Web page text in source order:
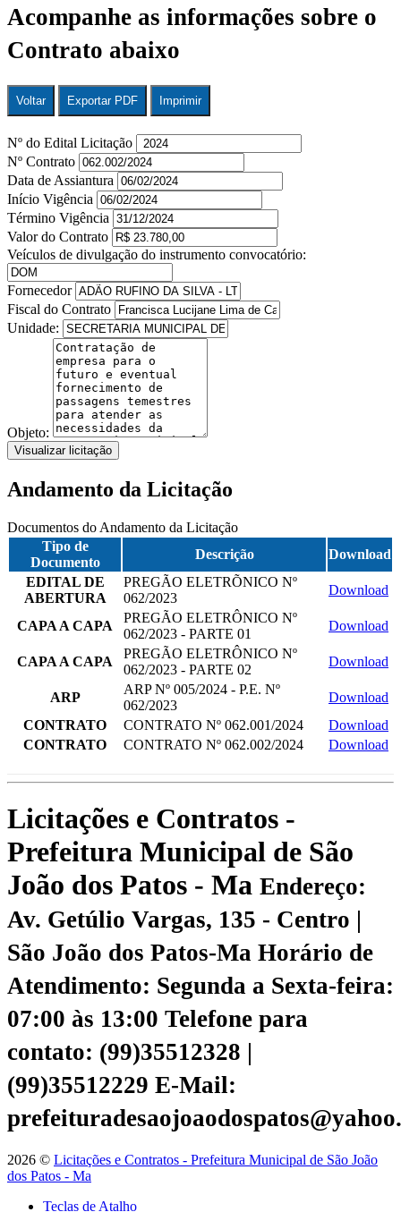
Acompanhe as informações sobre o
Contrato abaixo
Voltar Exportar PDF Imprimir
Nº do Edital Licitação
Nº Contrato
Data de Assiantura
Início Vigência
Término Vigência
Valor do Contrato
Veículos de divulgação do instrumento convocatório:
Fornecedor
Fiscal do Contrato
Unidade:
Objeto:
Visualizar licitação
Andamento da Licitação
Documentos do Andamento da Licitação
Tipo de
Documento
Descrição
Download
EDITAL DE
ABERTURA
PREGÃO ELETRÕNICO Nº
062/2023
Download
CAPA A CAPA
PREGÃO ELETRÔNICO Nº
062/2023 - PARTE 01
Download
CAPA A CAPA
PREGÃO ELETRÔNICO Nº
062/2023 - PARTE 02
Download
ARP
ARP Nº 005/2024 - P.E. Nº
062/2023
Download
CONTRATO
CONTRATO Nº 062.001/2024
Download
CONTRATO
CONTRATO Nº 062.002/2024 Download
Licitações e Contratos -
Prefeitura Municipal de São
João dos Patos - Ma Endereço:
Av. Getúlio Vargas, 135 - Centro |
São João dos Patos-Ma Horário de
Atendimento: Segunda a Sexta-feira:
07:00 às 13:00 Telefone para
contato: (99)35512328 |
(99)35512229 E-Mail:
2026 © Licitações e Contratos - Prefeitura Municipal de São João
dos Patos - Ma
Teclas de Atalho